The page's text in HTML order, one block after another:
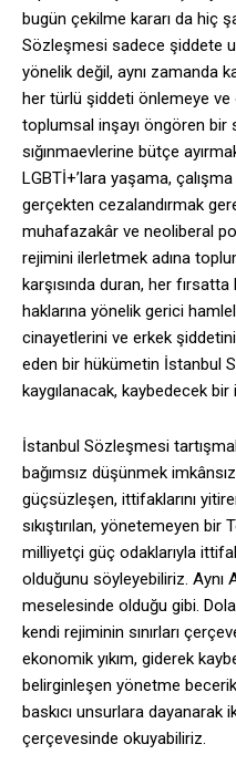
bugün çekilme kararı da hiç
Sözleşmesi sadece şiddete
yönelik değil, aynı zamanda
her türlü şiddeti önlemeye ve
toplumsal inşayı öngören bir
sığınmaevlerine bütçe
LGBTİ+’lara yaşama,
gerçekten cezalandırmak
muhafazakâr ve neoliberal
rejimini ilerletmek adına
karşısında duran, her fırsatta
haklarına yönelik gerici
cinayetlerini ve erkek
eden bir hükümetin İstanbul
kaygılanacak, kaybedecek bir
İstanbul Sözleşmesi
bağımsız düşünmek
güçsüzleşen, ittifaklarını
sıkıştırılan, yönetemeyen
milliyetçi güç odaklarıyla
olduğunu söyleyebiliriz. Aynı
meselesinde olduğu gibi.
kendi rejiminin sınırları
ekonomik yıkım, giderek
belirginleşen yönetme
baskıcı unsurlara dayanarak
çerçevesinde okuyabiliriz.